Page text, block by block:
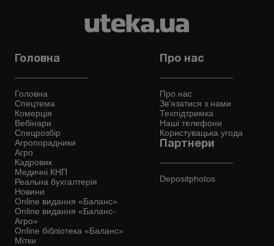
Головна
Головна
Спецтема
Комерція
Вебінари
Спецрозбір
Агропорадники
Агро
Кадровик
Медичні КНП
Реальна бухгалтерія
Новини
Online видання «Баланс»
Online видання «Баланс-
Агро»
Online бібліотека «Баланс»
Мітки
Про нас
Про нас
Зв'язатися з нами
Техпідтримка
Наші телефони
Користувацька угода
Партнери
Depositphotos